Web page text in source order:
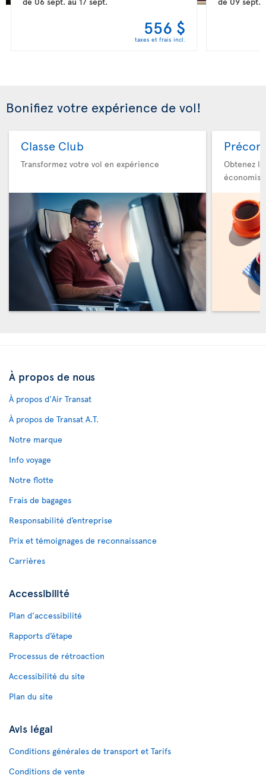
556 $
taxes et frais incl.
Bonifiez votre expérience de vol!
Classe Club
Transformez votre vol en expérience
Obtenez
À propos de nous
À propos d'Air Transat
À propos de Transat A.T.
Notre marque
Info voyage
Notre flotte
Frais de bagages
Responsabilité d’entreprise
Prix et témoignages de reconnaissance
Carrières
Accessibilité
Plan d'accessibilité
Rapports d’étape
Processus de rétroaction
Accessibilité du site
Plan du site
Avis légal
Conditions générales de transport et Tarifs
Conditions de vente